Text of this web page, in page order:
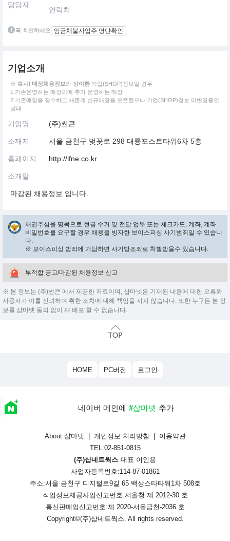
담당자
연락처
꼭 확인하세요 임금체불사업주 명단확인
기업소개
※ 혹시! 매장채용정보와 상이한 기업(SHOP)정보일 경우
1.기존운영하는 매장외에 추가 운영하는 매장
2.기존매장을 철수하고 새롭게 신규매장을 오픈했으나 기업(SHOP)정보 미변경중인
상태
기업명 (주)썬큰
소재지 서울 금천구 벚꽃로 298 대륭포스트타워6차 5층
홈페이지 http://ifne.co.kr
소개말
마감된 채용정보 입니다.
채권추심을 명목으로 현금 수거 및 전달 업무 또는 체크카드, 계좌, 계좌
비밀번호를 요구할 경우 채용을 빙자한 보이스피싱 사기범죄일 수 있습니
다.
※ 보이스피싱 범죄에 가담하면 사기방조죄로 처벌받을수 있습니다.
부적합 공고/마감된 채용정보 신고
※ 본 정보는 (주)썬큰 에서 제공한 자료이며, 샵마넷은 기재된 내용에 대한 오류와
사용자가 이를 신뢰하여 취한 조치에 대해 책임을 지지 않습니다. 또한 누구든 본 정
보를 샵마넷 동의 없이 재 배포 할 수 없습니다.
HOME PC버전 로그인
네이버 메인에 #샵마넷 추가
About 샵마넷 개인정보 처리방침
이용약관
TEL:02-851-0815
(주)샵네트웍스 대표 이인용
사업자등록번호:114-87-01861
주소:서울 금천구 디지털로9길 65 백상스타타워1차 508호
직업정보제공사업신고번호:서울청 제 2012-30 호
통신판매업신고번호:제 2020-서울금천-2036 호
Copyright©(주)샵네트웍스. All rights reserved.